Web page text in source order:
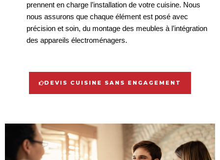
prennent en charge l’installation de votre cuisine. Nous
nous assurons que chaque élément est posé avec
précision et soin, du montage des meubles à l’intégration
des appareils électroménagers.
DEVIS CUISINE SANS ENGAGEMENT